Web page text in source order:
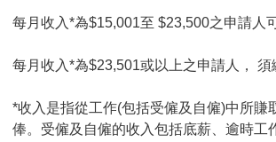
每月收入*為$15,001至 $23,500之申請人
每月收入*為$23,501或以上之申請人， 須
*收入是指從工作(包括受僱及自僱)中所
俸。受僱及自僱的收入包括底薪、逾時